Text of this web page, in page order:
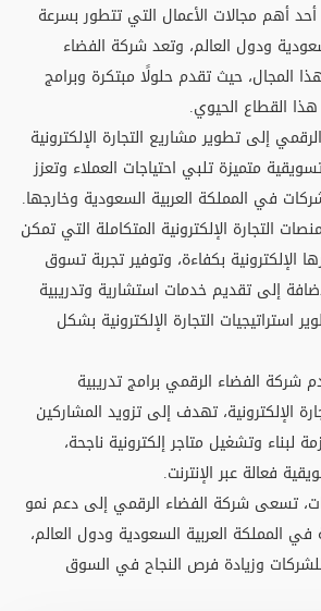
أحد أهم مجالات الأعمال التي تتطور بسرعة
ودول العالم، وتعد شركة الفضاء
المجال، حيث تقدم حلولًا مبتكرة وبرامج
القطاع الحيوي.
إلى تطوير مشاريع التجارة الإلكترونية
متميزة تلبي احتياجات العملاء وتعزز
في المملكة العربية السعودية وخارجها.
التجارة الإلكترونية المتكاملة التي تمكن
الإلكترونية بكفاءة، وتوفير تجربة تسوق
إلى تقديم خدمات استشارية وتدريبية
استراتيجيات التجارة الإلكترونية بشكل
شركة الفضاء الرقمي برامج تدريبية
الإلكترونية، تهدف إلى تزويد المشاركين
لبناء وتشغيل متاجر إلكترونية ناجحة،
فعالة عبر الإنترنت.
تسعى شركة الفضاء الرقمي إلى دعم نمو
في المملكة العربية السعودية ودول العالم،
للشركات وزيادة فرص النجاح في السوق